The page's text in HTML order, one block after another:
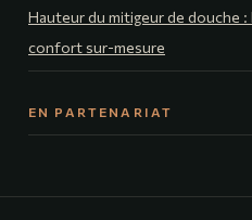
Hauteur du mitigeur de douche
confort sur-mesure
EN PARTENARIAT